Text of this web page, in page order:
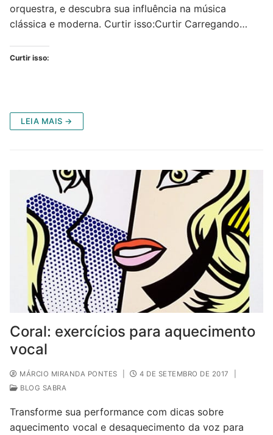
orquestra, e descubra sua influência na música
clássica e moderna. Curtir isso:Curtir Carregando…
Curtir isso:
LEIA MAIS →
Coral: exercícios para aquecimento
vocal
MÁRCIO MIRANDA PONTES 4 DE SETEMBRO DE 2017
BLOG SABRA
Transforme sua performance com dicas sobre
aquecimento vocal e desaquecimento da voz para